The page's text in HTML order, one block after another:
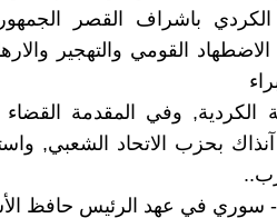
باشراف القصر
القومي والتهجير
الكردية, وفي المقدمة القضاء
بحزب الاتحاد الشعبي,
في عهد الرئيس حافظ الأسد